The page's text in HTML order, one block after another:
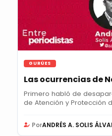
GURÚES
Las ocurrencias de
Primero habló de
de Atención y Protección
PorANDRÉS A. SOLIS